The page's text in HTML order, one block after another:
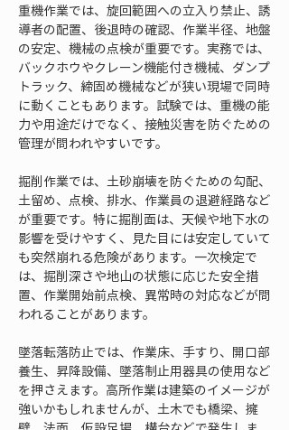
重機作業では、旋回範囲への立入り禁止、誘
導者の配置、後退時の確認、作業半径、地盤
の安定、機械の点検が重要です。実務では、
バックホウやクレーン機能付き機械、ダンプ
トラック、締固め機械などが狭い現場で同時
に動くこともあります。試験では、重機の能
力や用途だけでなく、接触災害を防ぐための
管理が問われやすいです。
掘削作業では、土砂崩壊を防ぐための勾配、
土留め、点検、排水、作業員の退避経路など
が重要です。特に掘削面は、天候や地下水の
影響を受けやすく、見た目には安定していて
も突然崩れる危険があります。一次検定で
は、掘削深さや地山の状態に応じた安全措
置、作業開始前点検、異常時の対応などが問
われることがあります。
墜落転落防止では、作業床、手すり、開口部
養生、昇降設備、墜落制止用器具の使用など
を押さえます。高所作業は建築のイメージが
強いかもしれませんが、土木でも橋梁、擁